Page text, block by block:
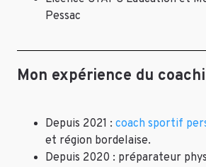
Pessac
Mon expérience du
Depuis 2021 : coach sportif
et région bordelaise.
Depuis 2020 : préparateur